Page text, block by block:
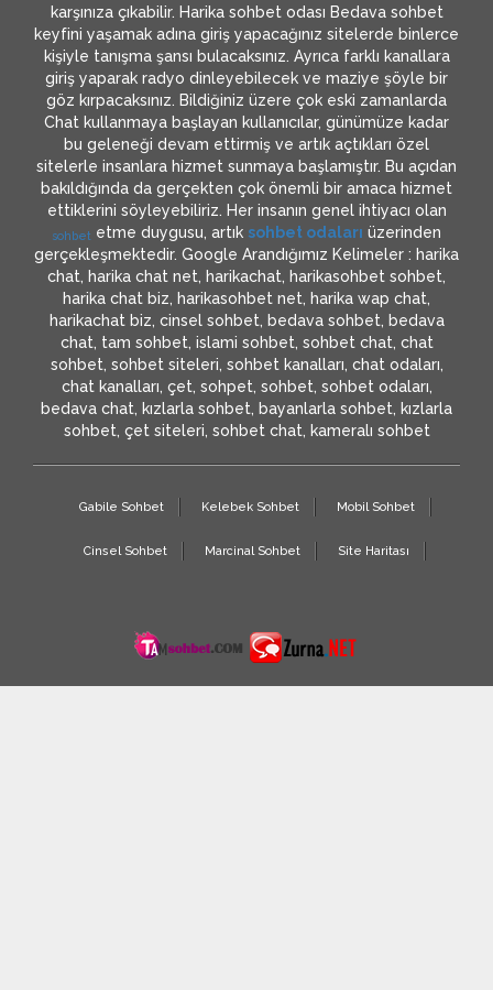
karşınıza çıkabilir. Harika sohbet odası Bedava sohbet
keyfini yaşamak adına giriş yapacağınız sitelerde binlerce
kişiyle tanışma şansı bulacaksınız. Ayrıca farklı kanallara
giriş yaparak radyo dinleyebilecek ve maziye şöyle bir
göz kırpacaksınız. Bildiğiniz üzere çok eski zamanlarda
Chat kullanmaya başlayan kullanıcılar, günümüze kadar
bu geleneği devam ettirmiş ve artık açtıkları özel
sitelerle insanlara hizmet sunmaya başlamıştır. Bu açıdan
bakıldığında da gerçekten çok önemli bir amaca hizmet
ettiklerini söyleyebiliriz. Her insanın genel ihtiyacı olan
sohbet etme duygusu, artık sohbet odaları üzerinden
gerçekleşmektedir. Google Arandığımız Kelimeler : harika
chat, harika chat net, harikachat, harikasohbet sohbet,
harika chat biz, harikasohbet net, harika wap chat,
harikachat biz, cinsel sohbet, bedava sohbet, bedava
chat, tam sohbet, islami sohbet, sohbet chat, chat
sohbet, sohbet siteleri, sohbet kanalları, chat odaları,
chat kanalları, çet, sohpet, sohbet, sohbet odaları,
bedava chat, kızlarla sohbet, bayanlarla sohbet, kızlarla
sohbet, çet siteleri, sohbet chat, kameralı sohbet
Gabile Sohbet Kelebek Sohbet Mobil Sohbet
Cinsel Sohbet Marcinal Sohbet Site Haritası